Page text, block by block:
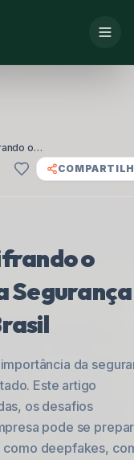
Exposec 2026: Decifrando o Futuro Integrado da Segurança para Empresas no Brasil
o
Segurança
da
Este artigo
os desafios
pode se
deepfakes,